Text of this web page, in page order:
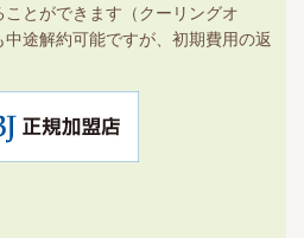
とができます（クーリングオ
途解約可能ですが、初期費用の返